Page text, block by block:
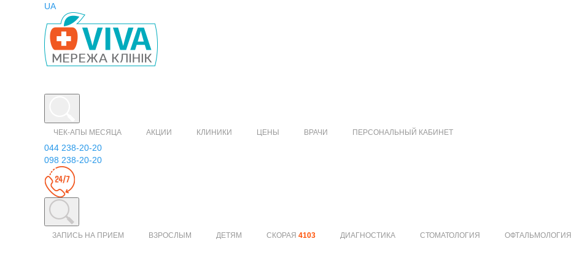
UA
ЧЕК-АПЫ МЕСЯЦА АКЦИИ КЛИНИКИ ЦЕНЫ ВРАЧИ ПЕРСОНАЛЬНЫЙ КАБИНЕТ
044 238-20-20
098 238-20-20
ЗАПИСЬ НА ПРИЕМ ВЗРОСЛЫМ ДЕТЯМ СКОРАЯ 4103 ДИАГНОСТИКА СТОМАТОЛОГИЯ ОФТАЛЬМОЛОГИЯ